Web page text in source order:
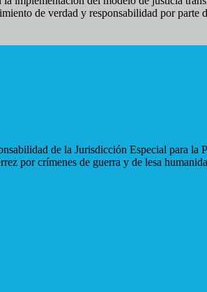
de verdad y responsabilidad por parte
de la Jurisdicción Especial para
por crímenes de guerra y de lesa